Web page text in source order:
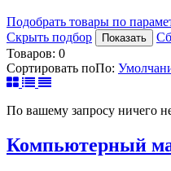
Подобрать товары по
Скрыть подбор
Показать
Товаров: 0
Сортировать поПо:
По вашему запросу ничего
Компьютерный